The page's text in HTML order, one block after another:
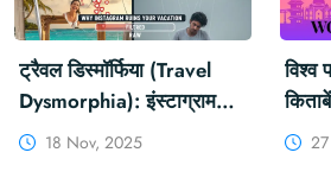
ट्रैवल डिस्मॉर्फिया (Travel
Dysmorphia): इंस्टाग्राम
आपकी छुट्टियों को क्यों बर्बाद
18 Nov, 2025
विश्व